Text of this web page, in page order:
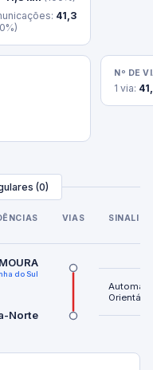
41,3
Nº DE
1 via:
(0)
VIAS
do Sul
Norte